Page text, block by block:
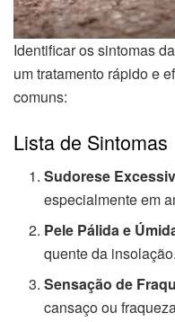
Identificar os sintomas
um tratamento rápido e
comuns:
Lista de Sintomas
Sudorese
especialmente em
Pele Pálida e
quente da insolação.
Sensação de
cansaço ou